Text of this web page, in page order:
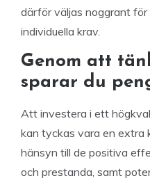
därför väljas noggrant
individuella krav.
Genom att
sparar du
Att investera i ett
kan tyckas vara en extra
hänsyn till de positiva
och prestanda, samt